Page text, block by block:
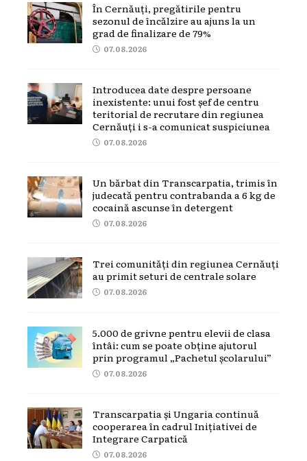
În Cernăuți, pregătirile pentru
sezonul de încălzire au ajuns la un
grad de finalizare de 79%
07.08.2026
Introducea date despre persoane
inexistente: unui fost șef de centru
teritorial de recrutare din regiunea
Cernăuți i s-a comunicat suspiciunea
07.08.2026
Un bărbat din Transcarpatia, trimis în
judecată pentru contrabanda a 6 kg de
cocaină ascunse în detergent
07.08.2026
Trei comunități din regiunea Cernăuți
au primit seturi de centrale solare
07.08.2026
5.000 de grivne pentru elevii de clasa
întâi: cum se poate obține ajutorul
prin programul „Pachetul școlarului”
07.08.2026
Transcarpatia și Ungaria continuă
cooperarea în cadrul Inițiativei de
Integrare Carpatică
07.08.2026